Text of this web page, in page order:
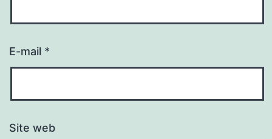
E-mail *
Site web